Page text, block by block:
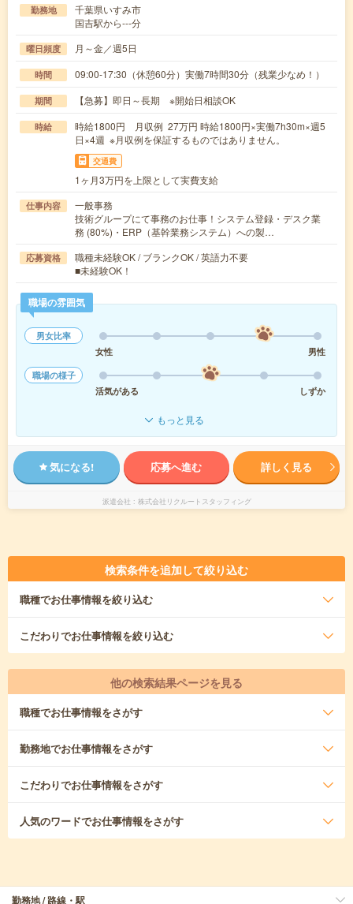
勤務地
千葉県いすみ市
国吉駅から---分
曜日頻度 月～金／週5日
時間 09:00-17:30（休憩60分）実働7時間30分（残業少なめ！）
期間 【急募】即日～長期 ※開始日相談OK
時給
時給1800円 月収例 27万円 時給1800円×実働7h30m×週5
日×4週 ※月収例を保証するものではありません。
交通費
1ヶ月3万円を上限として実費支給
仕事内容
一般事務
技術グループにて事務のお仕事！システム登録・デスク業
務 (80%)・ERP（基幹業務システム）への製…
応募資格
職種未経験OK / ブランクOK / 英語力不要
■未経験OK！
職場の雰囲気
男女比率
女性
男性
職場の様子
活気がある
しずか
もっと見る
気になる! 応募へ進む 詳しく見る
派遣会社 株式会社リクルートスタッフィング
検索条件を追加して絞り込む
職種でお仕事情報を絞り込む
こだわりでお仕事情報を絞り込む
他の検索結果ページを見る
職種でお仕事情報をさがす
勤務地でお仕事情報をさがす
こだわりでお仕事情報をさがす
人気のワードでお仕事情報をさがす
勤務地 / 路線・駅